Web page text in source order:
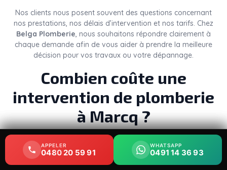
Nos clients nous posent souvent des questions concernant
nos prestations, nos délais d’intervention et nos tarifs. Chez
Belga Plomberie, nous souhaitons répondre clairement à
chaque demande afin de vous aider à prendre la meilleure
décision pour vos travaux ou votre dépannage.
Combien coûte une
intervention de plomberie
à Marcq ?
Le prix d’un plombier à Marcq
dépend de plusieurs
éléments : la nature du problème, le temps nécessaire, les
pièces à remplacer et le niveau d’urgence. Une simple
APPELER
0480 20 59 91
WHATSAPP
0491 14 36 93
APPELER
0480 20 59 91
WHATSAPP
0491 14 36 93